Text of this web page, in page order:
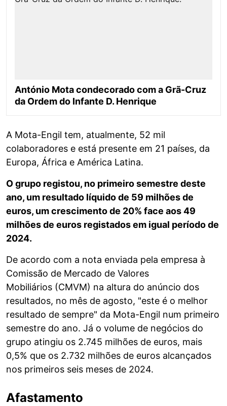
António Mota condecorado com a Grã-Cruz
da Ordem do Infante D. Henrique
A Mota-Engil tem, atualmente, 52 mil
colaboradores e está presente em 21 países, da
Europa, África e América Latina.
O grupo registou, no primeiro semestre deste
ano, um resultado líquido de 59 milhões de
euros, um crescimento de 20% face aos 49
milhões de euros registados em igual período de
2024.
De acordo com a nota enviada pela empresa à
Comissão de Mercado de Valores
Mobiliários (CMVM) na altura do anúncio dos
resultados, no mês de agosto, "este é o melhor
resultado de sempre" da Mota-Engil num primeiro
semestre do ano. Já o volume de negócios do
grupo atingiu os 2.745 milhões de euros, mais
0,5% que os 2.732 milhões de euros alcançados
nos primeiros seis meses de 2024.
Afastamento